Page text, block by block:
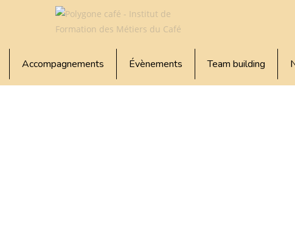
Accompagnements Évènements Team building